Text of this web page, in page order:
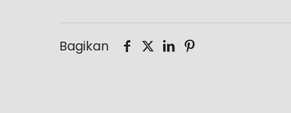
Bagikan